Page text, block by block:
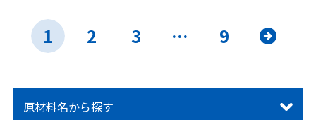
1 2 3 … 9 »
原材料名から探す